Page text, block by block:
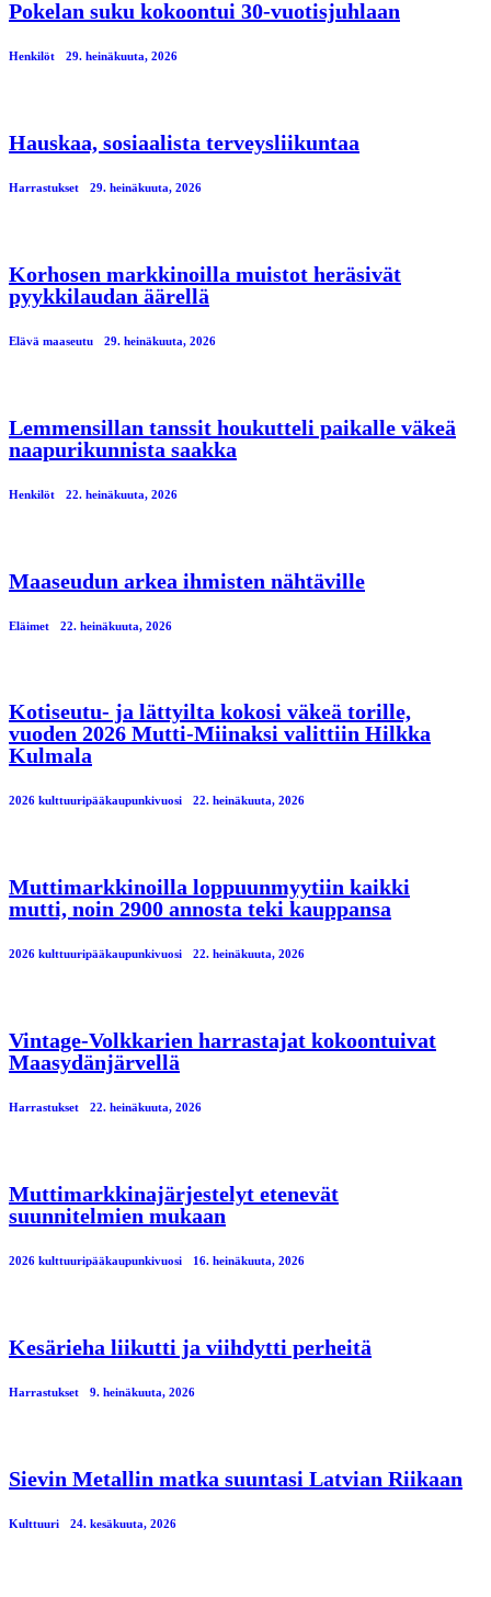
Pokelan suku kokoontui 30-vuotisjuhlaan
Henkilöt 29. heinäkuuta, 2026
Hauskaa, sosiaalista terveysliikuntaa
Harrastukset 29. heinäkuuta, 2026
Korhosen markkinoilla muistot heräsivät
pyykkilaudan äärellä
Elävä maaseutu 29. heinäkuuta, 2026
Lemmensillan tanssit houkutteli paikalle väkeä
naapurikunnista saakka
Henkilöt 22. heinäkuuta, 2026
Maaseudun arkea ihmisten nähtäville
Eläimet 22. heinäkuuta, 2026
Kotiseutu- ja lättyilta kokosi väkeä torille,
vuoden 2026 Mutti-Miinaksi valittiin Hilkka
Kulmala
2026 kulttuuripääkaupunkivuosi 22. heinäkuuta, 2026
Muttimarkkinoilla loppuunmyytiin kaikki
mutti, noin 2900 annosta teki kauppansa
2026 kulttuuripääkaupunkivuosi 22. heinäkuuta, 2026
Vintage-Volkkarien harrastajat kokoontuivat
Maasydänjärvellä
Harrastukset 22. heinäkuuta, 2026
Muttimarkkinajärjestelyt etenevät
suunnitelmien mukaan
2026 kulttuuripääkaupunkivuosi 16. heinäkuuta, 2026
Kesärieha liikutti ja viihdytti perheitä
Harrastukset 9. heinäkuuta, 2026
Sievin Metallin matka suuntasi Latvian Riikaan
Kulttuuri 24. kesäkuuta, 2026